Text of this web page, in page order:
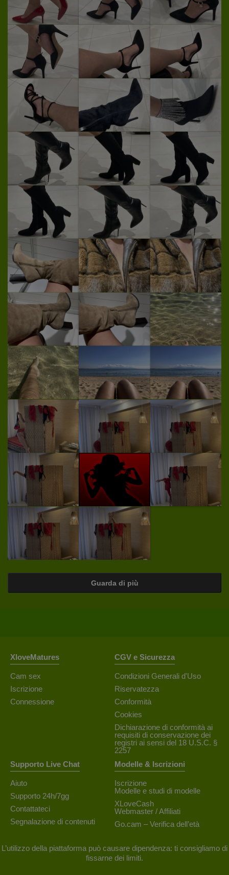
Guarda di più
XloveMatures
Cam sex
Iscrizione
Connessione
CGV e Sicurezza
Condizioni Generali d'Uso
Riservatezza
Conformità
Cookies
Dichiarazione di conformità ai
requisiti di conservazione dei
registri ai sensi del 18 U.S.C. §
2257
Supporto Live Chat
Aiuto
Supporto 24h/7gg
Contattateci
Segnalazione di contenuti
Modelle & Iscrizioni
Iscrizione
Modelle e studi di modelle
XLoveCash
Webmaster / Affiliati
Go.cam – Verifica dell’età
L’utilizzo della piattaforma può causare dipendenza: ti consigliamo di
fissarne dei limiti.